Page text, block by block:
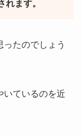
ます。
たのでしょう
いているのを近